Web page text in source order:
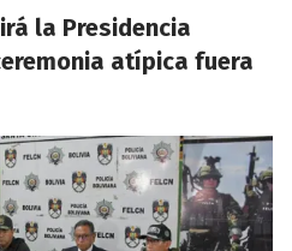
la Presidencia
atípica fuera